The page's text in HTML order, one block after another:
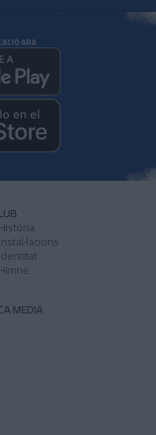
ARA
Història
Instal·lacions
Identitat
Himne
MEDIA